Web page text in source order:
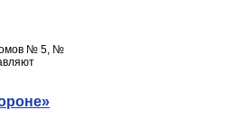
№ 5, №